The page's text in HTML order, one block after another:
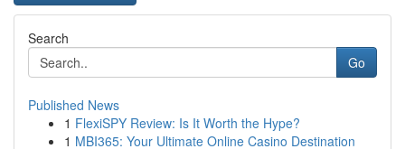
Search
Go
Published News
1 FlexiSPY Review: Is It Worth the Hype?
1 MBI365: Your Ultimate Online Casino Destination